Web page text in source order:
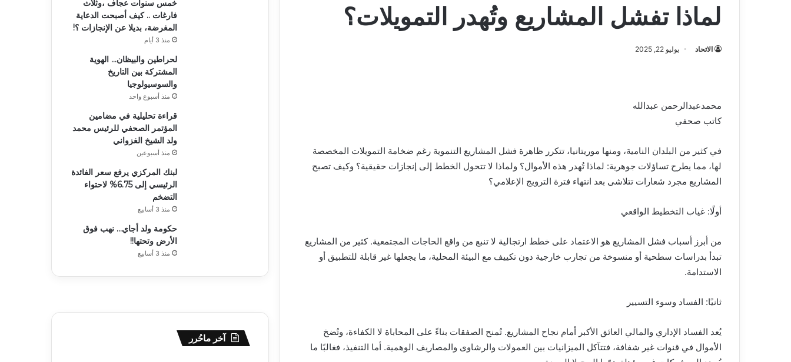
لماذا تفشل المشاريع وتُهدر التمويلات؟
الاتحاد يوليو 22, 2025
محمدعبدالرحمن عبدالله
كاتب صحفي
في كثير من البلدان النامية، ومنها موريتانيا، تتكرر ظاهرة فشل المشاريع التنموية رغم ضخامة التمويلات المخصصة
لها، مما يطرح تساؤلات جوهرية: لماذا تُهدر هذه الأموال؟ ولماذا لا تتحول الخطط إلى إنجازات حقيقية؟ وكيف تصبح
المشاريع مجرد شعارات تتلاشى بعد انتهاء فترة الترويج الإعلامي؟
أولًا: غياب التخطيط الواقعي
من أبرز أسباب فشل المشاريع هو الاعتماد على خطط ارتجالية لا تنبع من واقع الحاجات المجتمعية. كثير من المشاريع
تبدأ بدراسات سطحية أو منسوخة من تجارب خارجية دون تكييف مع البيئة المحلية، ما يجعلها غير قابلة للتطبيق أو
الاستدامة.
ثانيًا: الفساد وسوء التسيير
يُعد الفساد الإداري والمالي العائق الأكبر أمام نجاح المشاريع. تُمنح الصفقات بناءً على المحاباة لا الكفاءة، وتُضخ
الأموال في قنوات غير شفافة، فتتآكل الميزانيات بين العمولات والرشاوى والمصاريف الوهمية. أما التنفيذ، فغالبًا ما
خمس سنوات عجاف ،وثلاث
فارغات .. كيف أصبحت الدعاية
المغرضة، بديلا عن الإنجازات ؟!
منذ 3 أيام
لحراطين والبيظان… الهوية
المشتركة بين التاريخ
والسوسيولوجيا
منذ أسبوع واحد
قراءة تحليلية في مضامين
المؤتمر الصحفي للرئيس محمد
ولد الشيخ الغزواني
منذ أسبوعين
لبنك المركزي يرفع سعر الفائدة
الرئيسي إلى 6.75% لاحتواء
التضخم
منذ 3 أسابيع
حكومة ولد أجاي… نهب فوق
الأرض وتحتها!!
منذ 3 أسابيع
آخر ماحُرر